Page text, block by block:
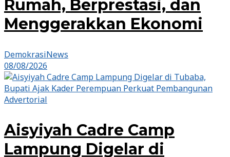
Rumah, Berprestasi, dan
Menggerakkan Ekonomi
DemokrasiNews
08/08/2026
Advertorial
Aisyiyah Cadre Camp
Lampung Digelar di